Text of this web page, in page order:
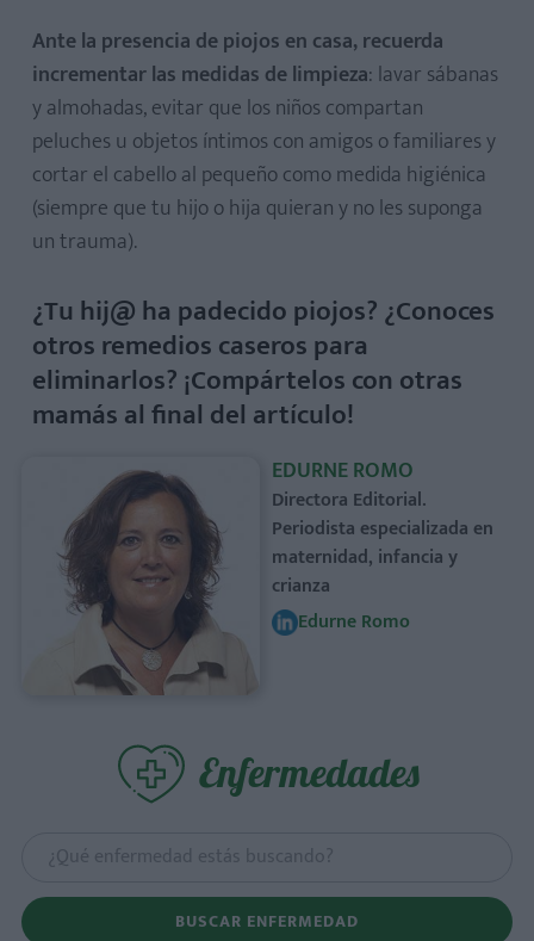
Ante la presencia de piojos en casa, recuerda
incrementar las medidas de limpieza: lavar sábanas
y almohadas, evitar que los niños compartan
peluches u objetos íntimos con amigos o familiares y
cortar el cabello al pequeño como medida higiénica
(siempre que tu hijo o hija quieran y no les suponga
un trauma).
¿Tu hij@ ha padecido piojos? ¿Conoces
otros remedios caseros para
eliminarlos? ¡Compártelos con otras
mamás al final del artículo!
EDURNE ROMO
Directora Editorial.
Periodista especializada en
maternidad, infancia y
crianza
Edurne Romo
Enfermedades
BUSCAR ENFERMEDAD